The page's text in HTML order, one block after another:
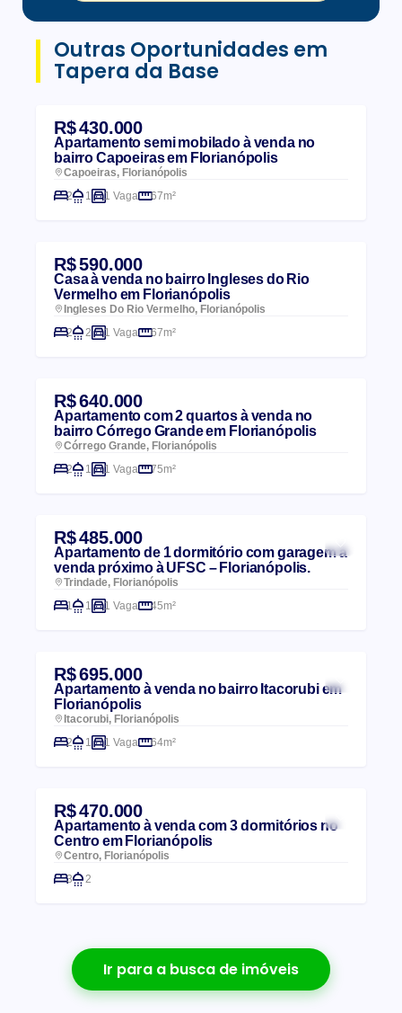
Outras Oportunidades em
Tapera da Base
R$ 430.000
Apartamento semi mobilado à venda no
bairro Capoeiras em Florianópolis
Capoeiras, Florianópolis
2
1 1 Vaga 67m²
R$ 590.000
Casa à venda no bairro Ingleses do Rio
Vermelho em Florianópolis
Ingleses Do Rio Vermelho, Florianópolis
2
2 1 Vaga 67m²
R$ 640.000
Apartamento com 2 quartos à venda no
bairro Córrego Grande em Florianópolis
Córrego Grande, Florianópolis
2
1 1 Vaga 75m²
R$ 485.000
Apartamento de 1 dormitório com garagem à
venda próximo à UFSC – Florianópolis.
Trindade, Florianópolis
1
1 1 Vaga 45m²
R$ 695.000
Apartamento à venda no bairro Itacorubi em
Florianópolis
Itacorubi, Florianópolis
2
1 1 Vaga 64m²
R$ 470.000
Apartamento à venda com 3 dormitórios no
Centro em Florianópolis
Centro, Florianópolis
3
2
Ir para a busca de imóveis